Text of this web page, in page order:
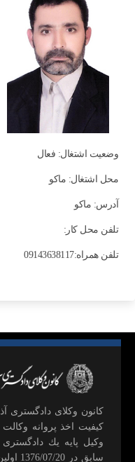
وضعیت اشتغال: فعال
محل اشتغال: ماکو
آدرس: ماکو
تلفن محل کار:
تلفن همراه:09143638117
كانون وكلای دادگستری
وكيل پايه يك
سابق